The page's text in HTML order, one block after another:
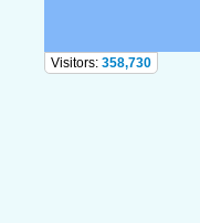
Visitors: 358,730